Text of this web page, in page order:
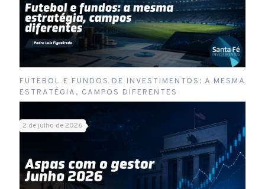
FUTEBOL E FUNDOS DE INVESTIMENTOS: A MESMA
ESTRATÉGIA, CAMPOS DIFERENTES
2 de julho de 2026